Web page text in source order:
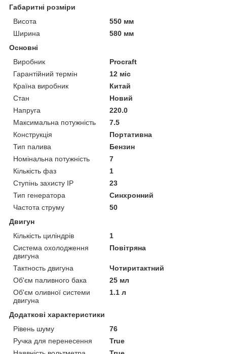
Габаритні розміри
Висота
550 мм
Ширина
580 мм
Основні
Виробник
Procraft
Гарантійний термін
12 міс
Країна виробник
Китай
Стан
Новий
Напруга
220.0
Максимальна потужність
7.5
Конструкція
Портативна
Тип палива
Бензин
Номінальна потужність
7
Кількість фаз
1
Ступінь захисту IP
23
Тип генератора
Синхронний
Частота струму
50
Двигун
Кількість циліндрів
1
Система охолодження
двигуна
Повітряна
Тактность двигуна
Чотиритактний
Об'єм паливного бака
25 мл
Об'єм оливної системи
двигуна
1.1 л
Додаткові характеристики
Рівень шуму
76
Ручка для перенесення
True